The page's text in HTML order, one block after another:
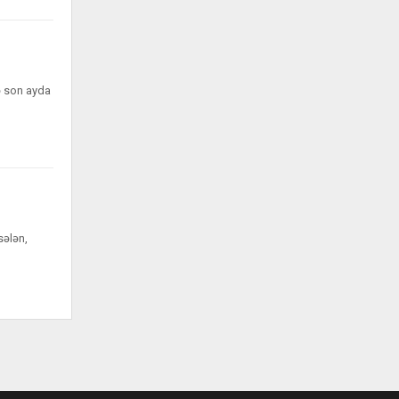
son ayda